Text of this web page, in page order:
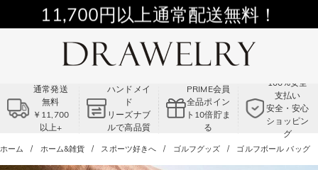
11,700円以上通常配送無料！
Summer Sale!! |3点以上で15％OFF！
コード:VS2
通常発送
無料
￥11,700
以上+
ハンドメイ
ド
リーズナブ
ルで高品質
PRIME会員
全品ポイン
ト10倍貯ま
る
100%安全
支払い
安全・安心
ショッピン
グ
ホーム ホーム&雑貨 スポーツ好きへ ゴルフグッズ ゴルフボール バッグ